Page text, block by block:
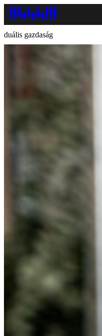
duális gazdaság